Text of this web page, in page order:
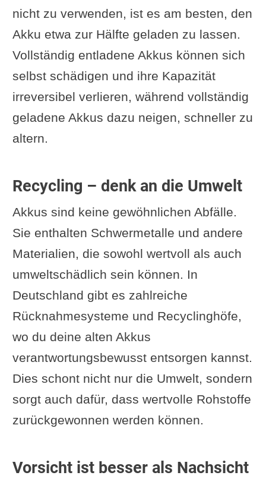
nicht zu verwenden, ist es am besten, den
Akku etwa zur Hälfte geladen zu lassen.
Vollständig entladene Akkus können sich
selbst schädigen und ihre Kapazität
irreversibel verlieren, während vollständig
geladene Akkus dazu neigen, schneller zu
altern.
Recycling – denk an die Umwelt
Akkus sind keine gewöhnlichen Abfälle.
Sie enthalten Schwermetalle und andere
Materialien, die sowohl wertvoll als auch
umweltschädlich sein können. In
Deutschland gibt es zahlreiche
Rücknahmesysteme und Recyclinghöfe,
wo du deine alten Akkus
verantwortungsbewusst entsorgen kannst.
Dies schont nicht nur die Umwelt, sondern
sorgt auch dafür, dass wertvolle Rohstoffe
zurückgewonnen werden können.
Vorsicht ist besser als Nachsicht